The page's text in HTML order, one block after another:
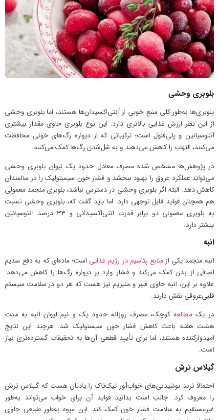
بلوبری وحشی
بلوبری‌ها به‌طور کلی منبع خوبی از آنتی‌اکسیدان‌ها هستند، اما بلوبری وحشی
از این نظر ارزش غذایی بالاتری دارد. این نوع بلوبری حاوی مقدار بیشتری
آنتوسیانین و پلی‌فنول است؛ ترکیباتی که از دیواره رگ‌های خونی محافظت
می‌کنند، التهاب را کاهش می‌دهند و به شل‌شدن رگ‌ها کمک می‌کنند.
در پژوهش‌ها مشخص شده مصرف معادل حدود یک لیوان بلوبری وحشی
می‌تواند عملکرد عروق را بهبود ببخشد و فشار خون سیستولیک را در سالمندان
کاهش دهد. البته اگر بلوبری وحشی در دسترس نباشد، بلوبری منجمد معمولی
هم همچنان فواید قابل توجهی دارد. اما باید گفت که، بلوبری وحشی نسبت
به بلوبری معمولی دو برابر قدرت آنتی‌اکسیدانی و ۳۳ درصد آنتوسیانین
بیشتر دارد.
انبه
انبه منجمد یکی ازمنابع پتاسیم در رژیم غذایی است؛ ماده‌ای که به دفع سدیم
اضافی از بدن کمک می‌کند و فشار وارد بر دیواره رگ‌ها را کاهش می‌دهد.
علاوه بر این، انبه حاوی فیبر و منیزیم نیز هست که هر دو در سلامت سیستم
قلبی‌عروقی نقش دارند.
در یک مطالعهکوچک، مصرف روزانه حدود یک و نیم لیوان انبه به مدت
هشت هفته باعث کاهش فشار خون سیستولیک شد. هرچند این نتایج
امیدوارکننده هستند، اما برای تأیید قطعی آن‌ها به تحقیقات گسترده‌تری نیاز
است.
گیلاس ترش
احتمالاً ترند نوشیدنی‌های خواب‌آور تیک‌تاک را یادتان هست که گیلاس ترش
را معروف کرد. جالب است بدانید فواید آن برای خواب می‌تواند به‌طور
غیرمستقیم به سلامت فشار خون کمک کند. این میوه به‌طور طبیعی حاوی